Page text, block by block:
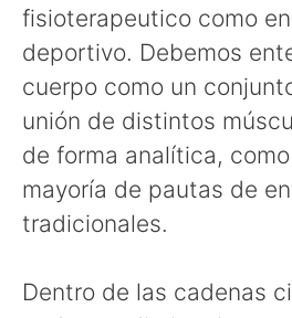
fisioterapeutico como
deportivo. Debemos
cuerpo como un
unión de distintos
de forma analítica,
mayoría de pautas de
tradicionales.
Dentro de las cadenas